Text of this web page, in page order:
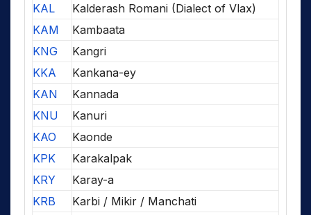
KAL
Kalderash Romani (Dialect of Vlax)
KAM
Kambaata
KNG
Kangri
KKA
Kankana-ey
KAN
Kannada
KNU
Kanuri
KAO
Kaonde
KPK
Karakalpak
KRY
Karay-a
KRB
Karbi / Mikir / Manchati